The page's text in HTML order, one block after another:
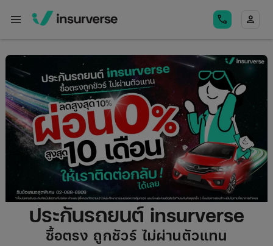
menu call person
ประกันรถยนต์ insurverse
ซื้อตรง ถูกชัวร์ ไม่ผ่านตัวแทน